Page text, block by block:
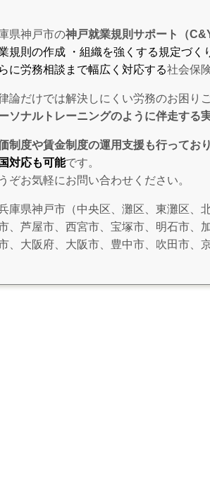
県神戸市の神戸就業規則サポート（
規則の作成 ・組織を強くする規定づく
に労務相談まで幅広く対応する社会保
論だけでは解決しにくい労務のお困りご
ソナルトレーニングのように伴走する
制度や賃金制度の運用支援も行っており
対応も可能です。
ぞお気軽にお問い合わせください。
兵庫県神戸市（中央区、灘区、東灘区
、芦屋市、西宮市、宝塚市、明石市、
、大阪府、大阪市、豊中市、吹田市、